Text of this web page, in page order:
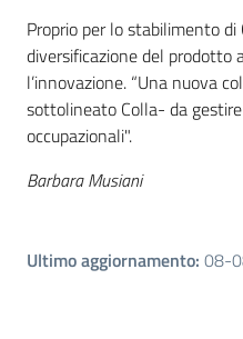
Proprio per lo stabilimento
diversificazione del prodotto
l’innovazione. “Una nuova
sottolineato Colla- da
occupazionali".
Barbara Musiani
Ultimo aggiornamento: 08-